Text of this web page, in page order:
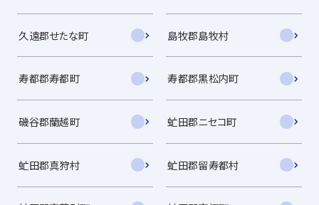
久遠郡せたな町 島牧郡島牧村
寿都郡寿都町 寿都郡黒松内町
磯谷郡蘭越町 虻田郡ニセコ町
虻田郡真狩村 虻田郡留寿都村